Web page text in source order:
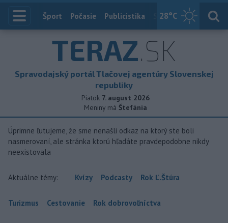
28°C
Index
Šport Počasie Publicistika Slovensko
TERAZ.SK
Spravodajský portál Tlačovej agentúry Slovenskej
republiky
Piatok 7. august 2026
Meniny má Štefánia
Úprimne ľutujeme, že sme nenašli odkaz na ktorý ste boli
nasmerovaní, ale stránka ktorú hľadáte pravdepodobne nikdy
neexistovala
Aktuálne témy: Kvízy Podcasty Rok Ľ.Štúra
Turizmus Cestovanie Rok dobrovoľníctva